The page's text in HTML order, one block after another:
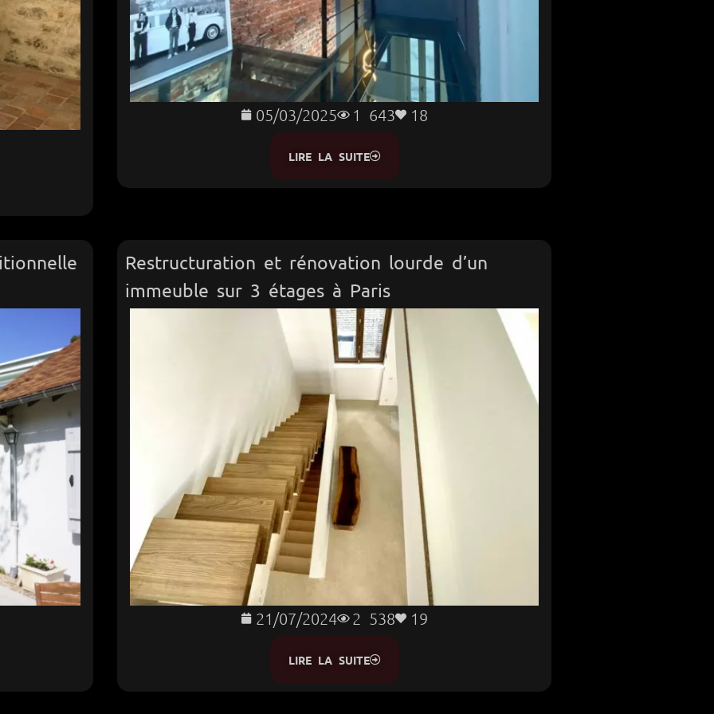
05/03/2025 1 643 18
LIRE LA SUITE
Restructuration et rénovation lourde d’un
immeuble sur 3 étages à Paris
21/07/2024 2 538 19
LIRE LA SUITE